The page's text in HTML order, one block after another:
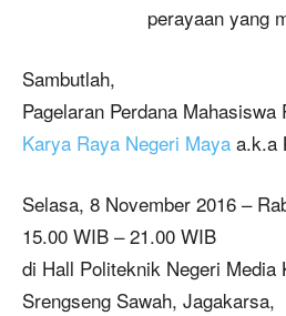
perayaan yang
Sambutlah,
Pagelaran Perdana Mahasiswa
Karya Raya Negeri Maya a.k.a
Selasa, 8 November 2016 –
15.00 WIB – 21.00 WIB
di Hall Politeknik Negeri
Srengseng Sawah,